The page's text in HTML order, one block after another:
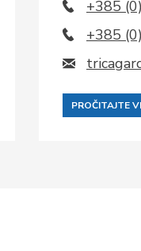
+385
+385
PROČITAJTE